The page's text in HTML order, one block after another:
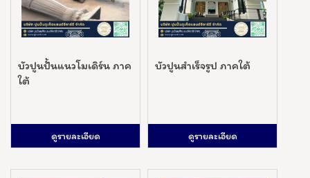
บัวปูนปั้นแนวโมเดิร์น ภาค
ใต้
ดูรายละเอียด
บัวปูนสำเร็จรูป ภาคใต้
ดูรายละเอียด